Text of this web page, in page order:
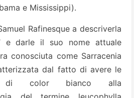
e Mississippi).
Rafinesque a descriverla
e darle il suo nome attuale
conosciuta come Sarracenia
dal fatto di avere le
di color bianco alla